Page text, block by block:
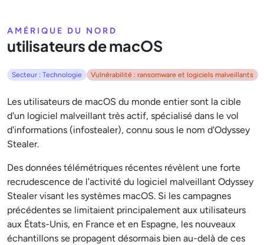
AMÉRIQUE DU NORD
utilisateurs de macOS
Secteur : Technologie Vulnérabilité : ransomware et logiciels malveillants
Les utilisateurs de macOS du monde entier sont la cible
d'un logiciel malveillant très actif, spécialisé dans le vol
d'informations (infostealer), connu sous le nom d'Odyssey
Stealer.
Des données télémétriques récentes révèlent une forte
recrudescence de l'activité du logiciel malveillant Odyssey
Stealer visant les systèmes macOS. Si les campagnes
précédentes se limitaient principalement aux utilisateurs
aux États-Unis, en France et en Espagne, les nouveaux
échantillons se propagent désormais bien au-delà de ces